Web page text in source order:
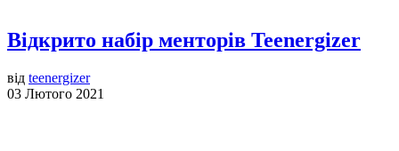
Відкрито набір менторів Teenergizer
від teenergizer
03 Лютого 2021